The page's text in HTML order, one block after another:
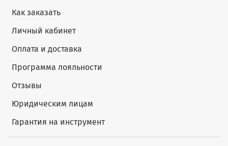
Как заказать
Личный кабинет
Оплата и доставка
Программа лояльности
Отзывы
Юридическим лицам
Гарантия на инструмент